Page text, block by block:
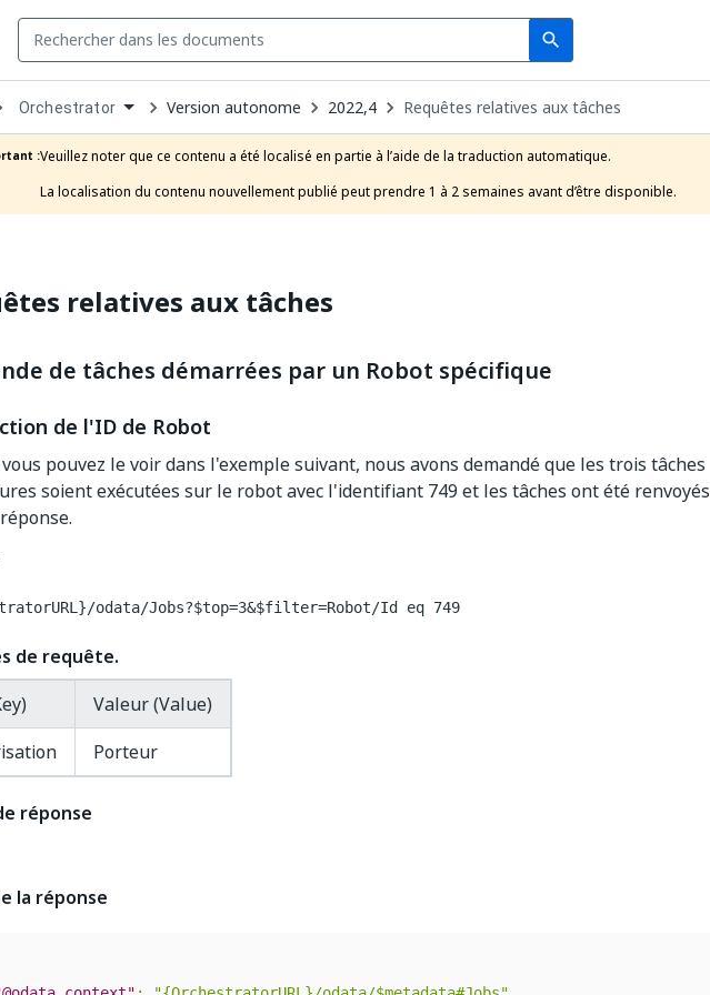
search
Search
Open
Dropdown
to
choose
product
Orchestrator Version autonome 2022,4 Requêtes relatives aux tâches
:Veuillez noter que ce contenu a été localisé en partie à l’aide de la traduction automatique.
La localisation du contenu nouvellement publié peut prendre 1 à 2 semaines avant d’être disponible.
relatives aux tâches
de tâches démarrées par un Robot spécifique
de l'ID de Robot
pouvez le voir dans l'exemple suivant, nous avons demandé que les trois tâches
soient exécutées sur le robot avec l'identifiant 749 et les tâches ont été renvoyés
odata/Jobs?$top=3&$filter=Robot/Id eq 749
de requête.
Valeur (Value)
Porteur
réponse
la réponse